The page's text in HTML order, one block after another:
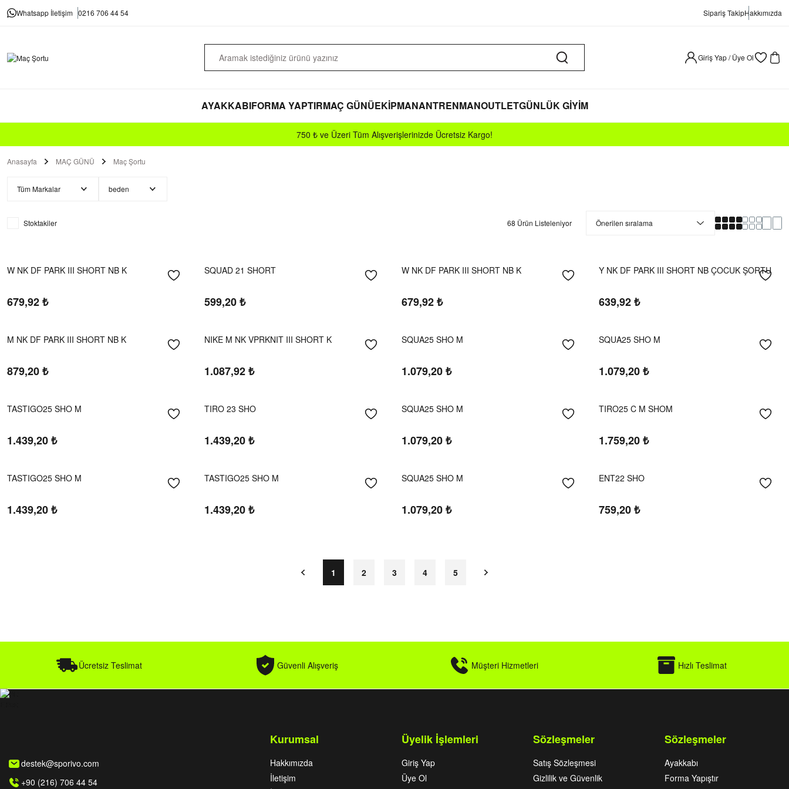
Whatsapp İletişim 0216 706 44 54 Sipariş TakipHakkımızda
Giriş Yap / Üye Ol
AYAKKABIFORMA YAPTIRMAÇ GÜNÜEKİPMANANTRENMANOUTLETGÜNLÜK GİYİM
750 ₺ ve Üzeri Tüm Alışverişlerinizde Ücretsiz Kargo!
Anasayfa MAÇ GÜNÜ Maç Şortu
Tüm Markalar beden
Stoktakiler 68 Ürün Listeleniyor
W NK DF PARK III SHORT NB K
679,92₺
SQUAD 21 SHORT
599,20₺
W NK DF PARK III SHORT NB K
679,92₺
Y NK DF PARK III SHORT NB ÇOCUK ŞORTU
639,92₺
M NK DF PARK III SHORT NB K
879,20₺
NIKE M NK VPRKNIT III SHORT K
1.087,92₺
SQUA25 SHO M
1.079,20₺
SQUA25 SHO M
1.079,20₺
TASTIGO25 SHO M
1.439,20₺
TIRO 23 SHO
1.439,20₺
SQUA25 SHO M
1.079,20₺
TIRO25 C M SHOM
1.759,20₺
TASTIGO25 SHO M
1.439,20₺
TASTIGO25 SHO M
1.439,20₺
SQUA25 SHO M
1.079,20₺
ENT22 SHO
759,20₺
1 2 3 4 5
Ücretsiz Teslimat Güvenli Alışveriş Müşteri Hizmetleri Hızlı Teslimat
destek@sporivo.com
+90 (216) 706 44 54
Kurumsal
Hakkımızda
İletişim
Üyelik İşlemleri
Giriş Yap
Üye Ol
Sözleşmeler
Satış Sözleşmesi
Gizlilik ve Güvenlik
Sözleşmeler
Ayakkabı
Forma Yapıştır